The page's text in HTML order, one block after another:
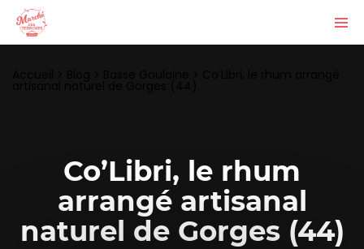
Co’Libri, le rhum
arrangé artisanal
naturel de Gorges (44)